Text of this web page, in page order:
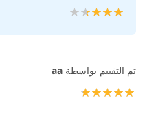
تقييم:
تم التقييم بواسطة aa